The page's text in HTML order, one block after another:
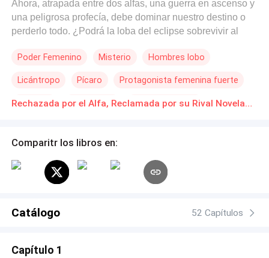
Ahora, atrapada entre dos alfas, una guerra en ascenso y
una peligrosa profecía, debe dominar nuestro destino o
perderlo todo. ¿Podrá la loba del eclipse sobrevivir al
Poder Femenino Misterio Hombres lobo
Licántropo Pícaro Protagonista femenina fuerte
Rechazo Superpoder De Débil a Fuerte Rechazada por el Alfa, Reclamada por su Rival Novelas Online Descarga gratuita de PDF
Comparitr los libros en:
Catálogo 52 Capítulos
Capítulo 1